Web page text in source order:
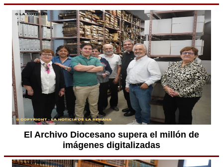
El Archivo Diocesano supera el millón de
imágenes digitalizadas